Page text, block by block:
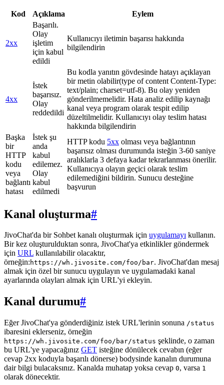
Kod Açıklama Eylem
2xx
Başarılı.
Olay
işletim
için kabul
edildi
Kullanıcıyı iletimin başarısı hakkında
bilgilendirin
4xx
İstek
başarısız.
Olay
reddedildi
Bu kodla yanıtın gövdesinde hatayı açıklayan
bir metin olabilir(type of content Content-Type:
text/plain; charset=utf-8). Bu olay yeniden
gönderilmemelidir. Hata analiz edilip kaynağı
kanal veya program olarak tespit edilip
düzeltilmelidir. Kullanıcıyı olay teslim hatası
hakkında bilgilendirin
Başka
bir
HTTP
kodu
veya
bağlantı
hatası
İstek şu
anda
kabul
edilemez.
Olay
kabul
edilmedi
HTTP kodu 5xx olması veya bağlantının
başarısız olması durumunda isteğin 3-60 saniye
aralıklarla 3 defaya kadar tekrarlanması önerilir.
Kullanıcıya olayın geçici olarak teslim
edilemediğini bildirin. Sunucu desteğine
başvurun
Kanal oluşturma#
JivoChat'da bir Sohbet kanalı oluşturmak için uygulamayı kullanın.
Bir kez oluşturulduktan sonra, JivoChat'ya etkinlikler göndermek
için URL kullanılabilir olacaktır,
örneğin: https://wh.jivosite.com/foo/bar. JivoChat'dan mesaj
almak için özel bir sunucu uygulayın ve uygulamadaki kanal
ayarlarında olayları almak için URL'yi ekleyin.
Kanal durumu#
Eğer JivoChat'ya gönderdiğiniz istek URL'lerinin sonuna /status
ibaresini eklerseniz, örneğin
https://wh.jivosite.com/foo/bar/status şeklinde, o zaman
bu URL'ye yapacağınız GET isteğine dönülecek cevabın (eğer
cevap 2xx koduyla başarılı dönerse) bodysinde kanalın durumuna
dair bilgi bulacaksınız. Kanalda muhatap yoksa cevap 0, varsa 1
olarak dönecektir.